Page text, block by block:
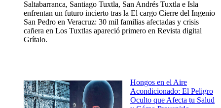
Saltabarranca, Santiago Tuxtla, San Andrés Tuxtla e Isla
enfrentan un futuro incierto tras la El cargo Cierre del Ingenio
San Pedro en Veracruz: 30 mil familias afectadas y crisis
cañera en Los Tuxtlas apareció primero en Revista digital
Grítalo.
Hongos en el Aire
Acondicionado: El Peligro
Oculto que Afecta tu Salud